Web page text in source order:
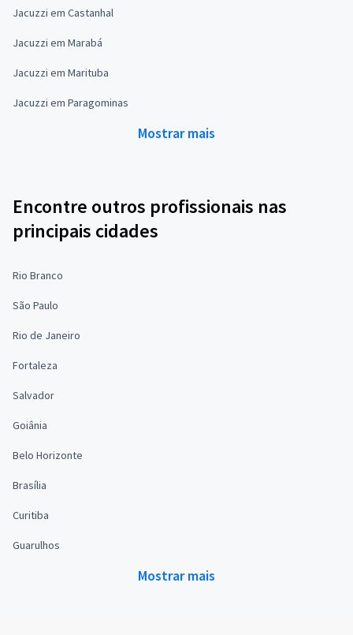
Jacuzzi em Castanhal
Jacuzzi em Marabá
Jacuzzi em Marituba
Jacuzzi em Paragominas
Mostrar mais
Encontre outros profissionais nas
principais cidades
Rio Branco
São Paulo
Rio de Janeiro
Fortaleza
Salvador
Goiânia
Belo Horizonte
Brasília
Curitiba
Guarulhos
Mostrar mais